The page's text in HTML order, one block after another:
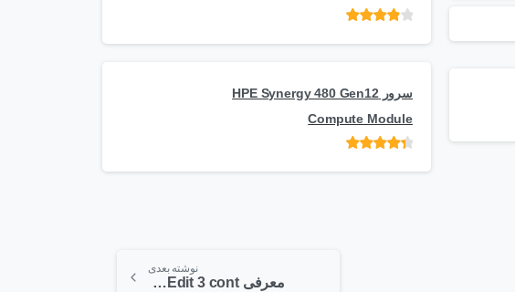
5
سرور HPE Synergy 480 Gen12
Compute Module
نوشته بعدی
معرفی NetEdit 3 cont